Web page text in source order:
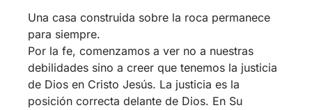
Una casa construida sobre la roca permanece
para siempre.
Por la fe, comenzamos a ver no a nuestras
debilidades sino a creer que tenemos la justicia
de Dios en Cristo Jesús. La justicia es la
posición correcta delante de Dios. En Su